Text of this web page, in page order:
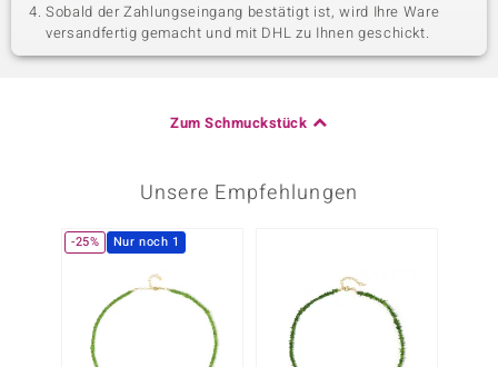
Sobald der Zahlungseingang bestätigt ist, wird Ihre Ware
versandfertig gemacht und mit DHL zu Ihnen geschickt.
Zum Schmuckstück
Unsere Empfehlungen
-25% Nur noch 1